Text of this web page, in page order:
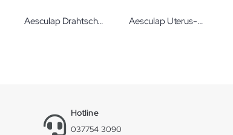
Aesculap Drahtschneidescheren Aesculap Uterus-Dilatatoren gynäkologische Instrumente von Aesculap
Hotline
037754 3090